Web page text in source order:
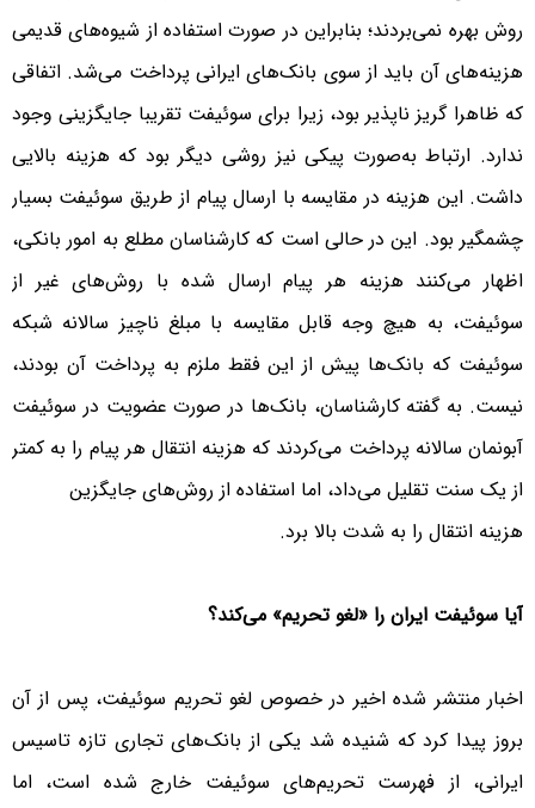
روش بهره نمی‌بردند؛ بنابراین در صورت استفاده از شیوه‌های قدیمی
هزینه‌های آن باید از سوی بانک‌های ایرانی پرداخت می‌شد. اتفاقی
که ظاهرا گریز ناپذیر بود، زیرا برای سوئیفت تقریبا جایگزینی وجود
ندارد. ارتباط به‌صورت پیکی نیز روشی دیگر بود که هزینه بالایی
داشت. این هزینه در مقایسه با ارسال پیام از طریق سوئیفت بسیار
چشمگیر بود. این در حالی است که کارشناسان مطلع به امور بانکی،
اظهار می‌کنند هزینه هر پیام ارسال شده با روش‌های غیر از
سوئیفت، به هیچ وجه قابل مقایسه با مبلغ ناچیز سالانه‌ شبکه
سوئیفت که بانک‌ها پیش از این فقط ملزم به پرداخت آن بودند،
نیست. به گفته کارشناسان، بانک‌ها در صورت عضویت در سوئیفت
آبونمان سالانه پرداخت می‌کردند که هزینه انتقال هر پیام را به کمتر
از یک سنت تقلیل می‌داد، اما استفاده از روش‌های جایگزین
هزینه انتقال را به شدت بالا برد.
آیا سوئیفت ایران را «لغو تحریم» می‌کند؟
اخبار منتشر شده اخیر در خصوص لغو تحریم سوئیفت، پس از آن
بروز پیدا کرد که شنیده شد یکی از بانک‌های تجاری تازه‌ تاسیس
ایرانی، از فهرست تحریم‌های سوئیفت خارج شده است، اما